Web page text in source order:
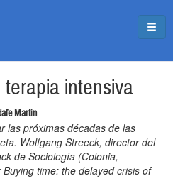
intensiva
Martin
las próximas décadas de las
Wolfgang Streeck, director del
de Sociología (Colonia,
time: the delayed crisis of